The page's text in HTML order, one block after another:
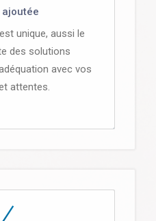
unique, aussi le
des solutions
avec vos
attentes.